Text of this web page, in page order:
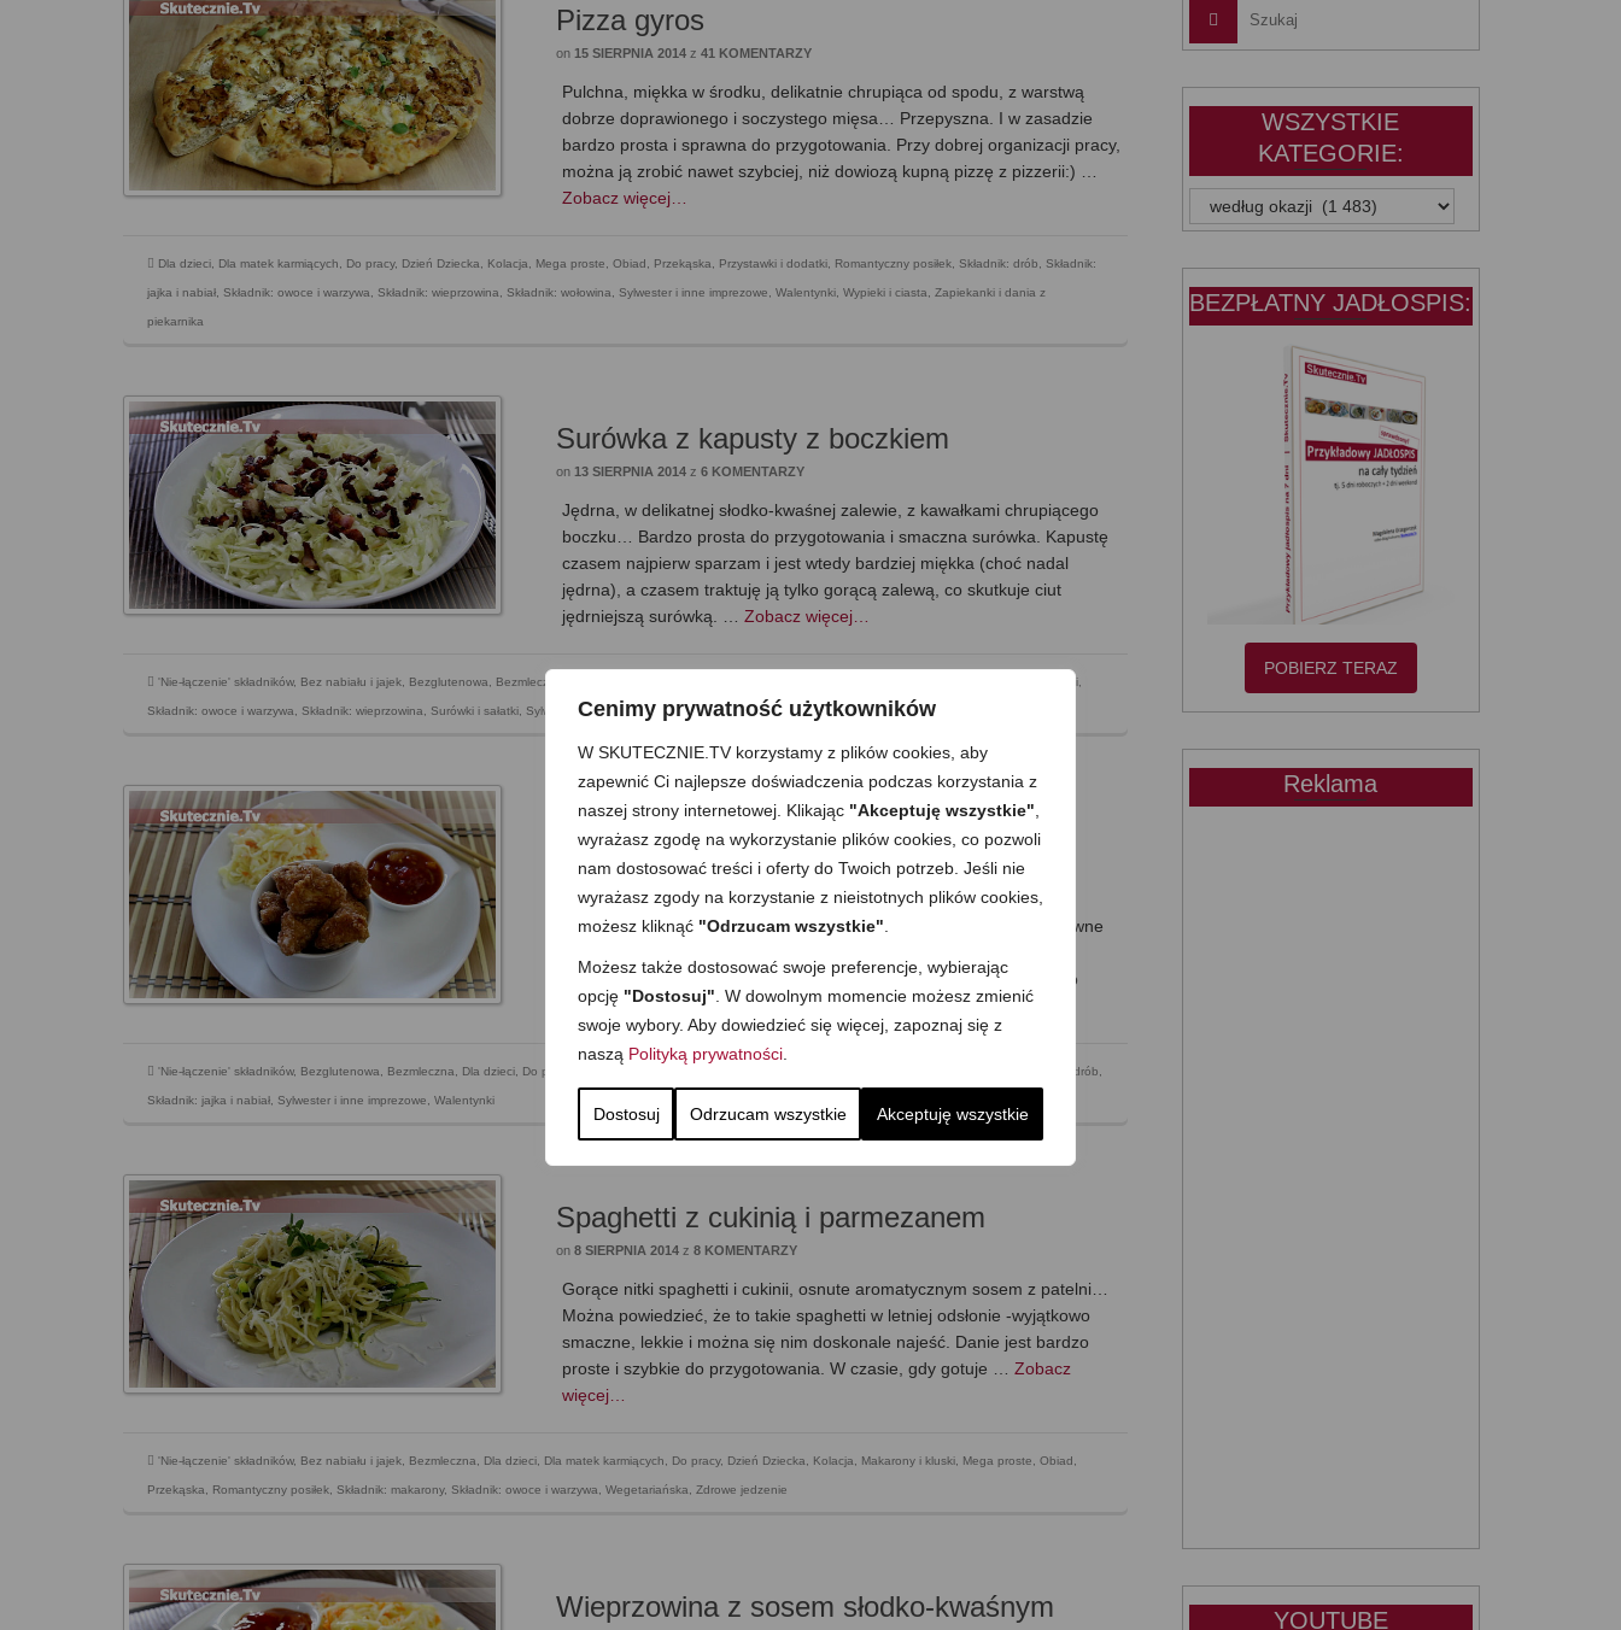
Cenimy prywatność użytkowników
W SKUTECZNIE.TV korzystamy z plików cookies, aby
zapewnić Ci najlepsze doświadczenia podczas korzystania z
naszej strony internetowej. Klikając "Akceptuję wszystkie"
wyrażasz zgodę na wykorzystanie plików cookies, co pozwoli
nam dostosować treści i oferty do Twoich potrzeb. Jeśli nie
wyrażasz zgody na korzystanie z nieistotnych plików cookies,
możesz kliknąć "Odrzucam wszystkie"
Możesz także dostosować swoje preferencje, wybierając
opcję "Dostosuj" . W dowolnym momencie możesz zmienić
swoje wybory. Aby dowiedzieć się więcej, zapoznaj się z
naszą Polityką prywatności
Dostosuj Odrzucam wszystkie Akceptuję wszystkie
Pizza gyros
on 15 SIERPNIA 2014 z41 KOMENTARZY
Pulchna, miękka w środku, delikatnie chrupiąca od spodu, z warstwą
dobrze doprawionego i soczystego mięsa… Przepyszna. I w zasadzie
bardzo prosta i sprawna do przygotowania. Przy dobrej organizacji pracy,
można ją zrobić nawet szybciej, niż dowiozą kupną pizzę z pizzerii:) …
Zobacz więcej…
Dla dzieci, Dla matek karmiących, Do pracy, Dzień Dziecka, Kolacja, Mega proste, Obiad, Przekąska, Przystawki i dodatki, Romantyczny posiłek, Składnik: drób, Składnik:
jajka i nabiał, Składnik: owoce i warzywa, Składnik: wieprzowina, Składnik: wołowina, Sylwester i inne imprezowe, Walentynki, Wypieki i ciasta, Zapiekanki i dania z
piekarnika
Surówka z kapusty z boczkiem
on 13 SIERPNIA 2014 z6 KOMENTARZY
Jędrna, w delikatnej słodko-kwaśnej zalewie, z kawałkami chrupiącego
boczku… Bardzo prosta do przygotowania i smaczna surówka. Kapustę
czasem najpierw sparzam i jest wtedy bardziej miękka (choć nadal
jędrna), a czasem traktuję ją tylko gorącą zalewą, co skutkuje ciut
jędrniejszą surówką. …Zobacz więcej…
'Nie-łączenie' składników, Bez nabiału i jajek, Bezglutenowa, Bezmleczna Przystawki i dodatki,
Składnik: owoce i warzywa, Składnik: wieprzowina, Surówki i sałatki, Sylwester i inne imprezowe
Kurczak w chrupiącym cieście
11 SIERPNIA 2014 9 KOMENTARZY
Gorące kawałki mięsa, z wierzchu chrupiące, w środku soczyste…
Panierka trzyma chrupkość i nie mięknie jak klasyczne ciasto np. piwne
powodzeniem. Mięso jest dobrze doprawione i doskonale pasuje do
sosów w stylu …Zobacz więcej…
'Nie-łączenie' składników, Bezglutenowa, Bezmleczna, Dla dzieci, Do pracy Składnik: drób,
Składnik: jajka i nabiał, Sylwester i inne imprezowe, Walentynki
Spaghetti z cukinią i parmezanem
on8 SIERPNIA 2014 z8 KOMENTARZY
Gorące nitki spaghetti i cukinii, osnute aromatycznym sosem z patelni…
Można powiedzieć, że to takie spaghetti w letniej odsłonie -wyjątkowo
smaczne, lekkie i można się nim doskonale najeść. Danie jest bardzo
proste i szybkie do przygotowania. W czasie, gdy gotuje …Zobacz
więcej…
'Nie-łączenie' składników, Bez nabiału i jajek, Bezmleczna, Dla dzieci, Dla matek karmiących, Do pracy, Dzień Dziecka, Kolacja, Makarony i kluski, Mega proste, Obiad,
Przekąska, Romantyczny posiłek, Składnik: makarony, Składnik: owoce i warzywa, Wegetariańska, Zdrowe jedzenie
Wieprzowina z sosem słodko-kwaśnym
WSZYSTKIE
KATEGORIE:
WSZYSTKIE
KATEGORIE:
BEZPŁATNY JADŁOSPIS:
POBIERZ TERAZ
Reklama
YOUTUBE